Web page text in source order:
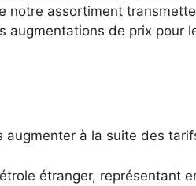
notre assortiment
de prix pour
augmenter à la suite des
étranger, représentant